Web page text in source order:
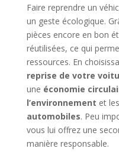
Faire reprendre un
un geste écologique.
pièces encore en bon
réutilisées, ce qui
ressources. En
reprise de votre
une économie
l’environnement et les
automobiles. Peu
vous lui offrez une
manière responsable.